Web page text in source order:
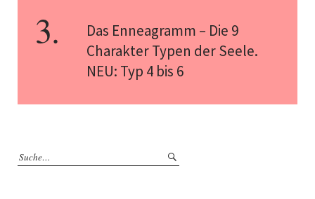
Das Enneagramm – Die 9
Charakter Typen der Seele.
NEU: Typ 4 bis 6